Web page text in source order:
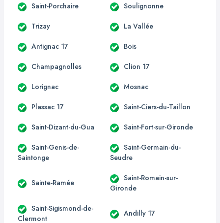
Saint-Porchaire Soulignonne
Trizay La Vallée
Antignac 17 Bois
Champagnolles Clion 17
Lorignac Mosnac
Plassac 17 Saint-Ciers-du-Taillon
Saint-Dizant-du-Gua Saint-Fort-sur-Gironde
Saint-Genis-de-
Saintonge
Saint-Germain-du-
Seudre
Sainte-Ramée
Saint-Romain-sur-
Gironde
Saint-Sigismond-de-
Clermont
Andilly 17